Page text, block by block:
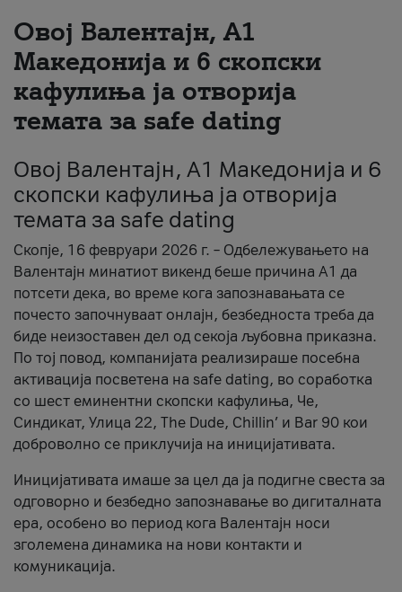
Овој Валентајн, A1
Македонија и 6 скопски
кафулиња ја отворија
темата за safe dating
Овој Валентајн, A1 Македонија и 6
скопски кафулиња ја отворија
темата за safe dating
Скопје, 16 февруари 2026 г. – Одбележувањето на
Валентајн минатиот викенд беше причина А1 да
потсети дека, во време кога запознавањата се
почесто започнуваат онлајн, безбедноста треба да
биде неизоставен дел од секоја љубовна приказна.
По тој повод, компанијата реализираше посебна
активација посветена на safe dating, во соработка
со шест еминентни скопски кафулиња, Че,
Синдикат, Улица 22, The Dude, Chillin’ и Bar 90 кои
доброволно се приклучија на иницијативата.
Иницијативата имаше за цел да ја подигне свеста за
одговорно и безбедно запознавање во дигиталната
ера, особено во период кога Валентајн носи
зголемена динамика на нови контакти и
комуникација.